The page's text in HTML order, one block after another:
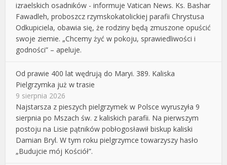
izraelskich osadników - informuje Vatican News. Ks. Bashar
Fawadleh, proboszcz rzymskokatolickiej parafii Chrystusa
Odkupiciela, obawia się, że rodziny będą zmuszone opuścić
swoje ziemie. „Chcemy żyć w pokoju, sprawiedliwości i
godności” – apeluje.
Od prawie 400 lat wędrują do Maryi. 389. Kaliska
Pielgrzymka już w trasie
9 sierpnia 2026
Najstarsza z pieszych pielgrzymek w Polsce wyruszyła 9
sierpnia po Mszach św. z kaliskich parafii. Na pierwszym
postoju na Lisie pątników pobłogosławił biskup kaliski
Damian Bryl. W tym roku pielgrzymce towarzyszy hasło
„Budujcie mój Kościół”.